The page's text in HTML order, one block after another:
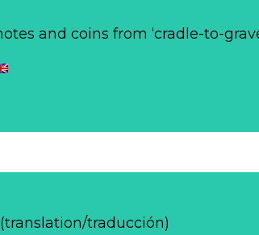
and coins from ‘cradle-to-
traducción)